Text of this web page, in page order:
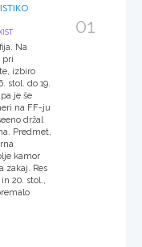
Na
pri
izbiro
stol. do 19.
je še
na FF-ju
držal
Predmet,
kamor
zakaj. Res
20. stol.,
01